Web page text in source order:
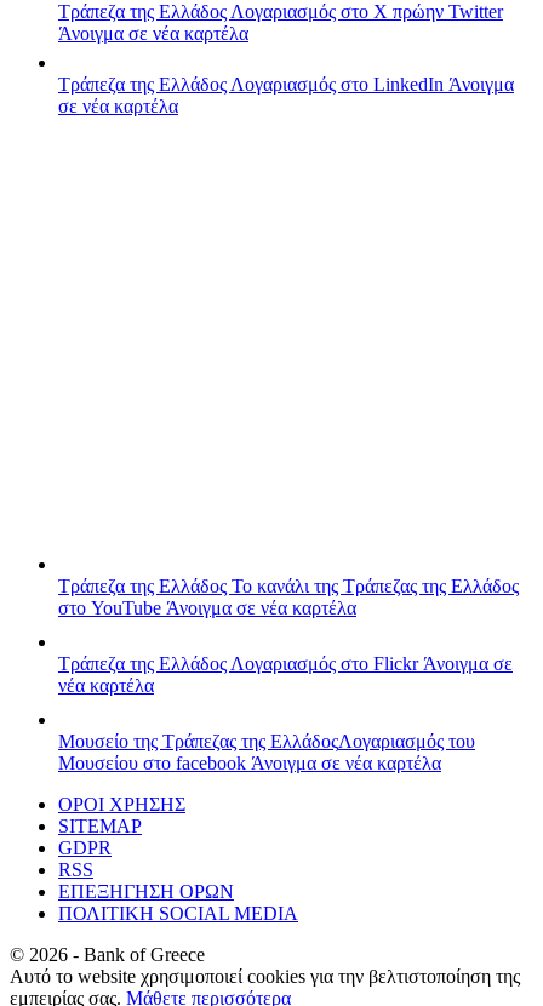
Τράπεζα της Ελλάδος Λογαριασμός στο X πρώην Twitter
Άνοιγμα σε νέα καρτέλα
Τράπεζα της Ελλάδος Λογαριασμός στο LinkedIn Άνοιγμα
σε νέα καρτέλα
Τράπεζα της Ελλάδος Το κανάλι της Τράπεζας της Ελλάδος
στο YouTube Άνοιγμα σε νέα καρτέλα
Τράπεζα της Ελλάδος Λογαριασμός στο FlickrΆνοιγμα σε
νέα καρτέλα
Μουσείο της Τράπεζας της ΕλλάδοςΛογαριασμός του
Μουσείου στο facebook Άνοιγμα σε νέα καρτέλα
ΟΡΟΙ ΧΡΗΣΗΣ
SITEMAP
GDPR
RSS
ΕΠΕΞΗΓΗΣΗ ΟΡΩΝ
ΠΟΛΙΤΙΚΗ SOCIAL MEDIA
© 2026 - Bank of Greece
Αυτό το website χρησιμοποιεί cookies για την βελτιστοποίηση της
εμπειρίας σας. Μάθετε περισσότερα